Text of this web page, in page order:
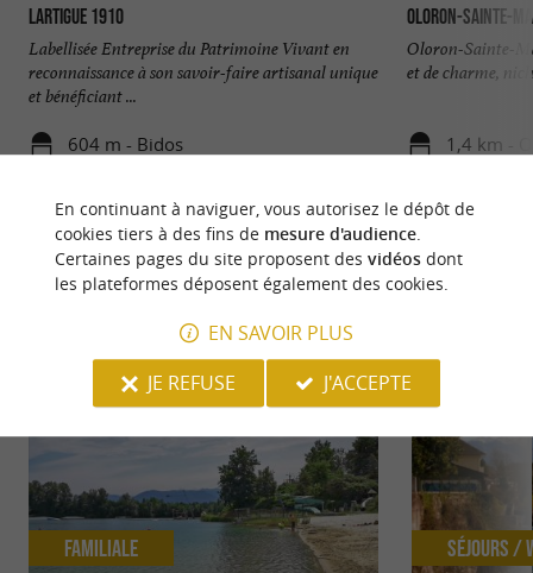
Lartigue 1910
Labellisée Entreprise du Patrimoine Vivant en
reconnaissance à son savoir-faire artisanal unique
et bénéficiant ...
604 m - Bidos
Oloron-Sainte-
Oloron-Sainte-
et de charme,
1,4 km -
NOUS AVONS TESTÉPOUR VOUS
Familiale Séjours /
En continuant à naviguer, vous autorisez le dépôt de
cookies tiers à des fins de mesure d'audience.
Certaines pages du site proposent des vidéosdont
les plateformes déposent également des cookies.
EN SAVOIR PLUS
JE REFUSE
J'ACCEPTE